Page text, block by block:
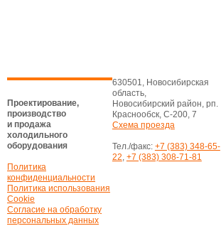
Проектирование,
производство
и продажа
холодильного
оборудования
Политика
конфиденциальности
Политика использования
Cookie
Согласие на обработку
персональных данных
630501, Новосибирская
область,
Новосибирский район, рп.
Краснообск, С-200, 7
Схема проезда
Тел./факс: +7 (383) 348-65-
22, +7 (383) 308-71-81